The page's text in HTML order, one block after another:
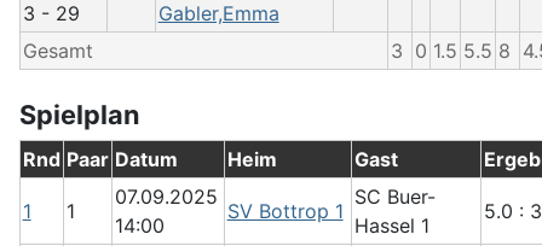
3 - 29
Gabler,Emma
Gesamt
3 0 1.5 5.5 8
Spielplan
Rnd Paar Datum Heim Gast
1 1
07.09.2025
14:00
SV Bottrop 1
SC Buer-
Hassel 1
5.0 :